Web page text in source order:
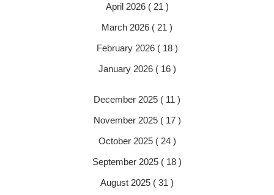
April 2026 ( 21 )
March 2026 ( 21 )
February 2026 ( 18 )
January 2026 ( 16 )
December 2025 ( 11 )
November 2025 ( 17 )
October 2025 ( 24 )
September 2025 ( 18 )
August 2025 ( 31 )